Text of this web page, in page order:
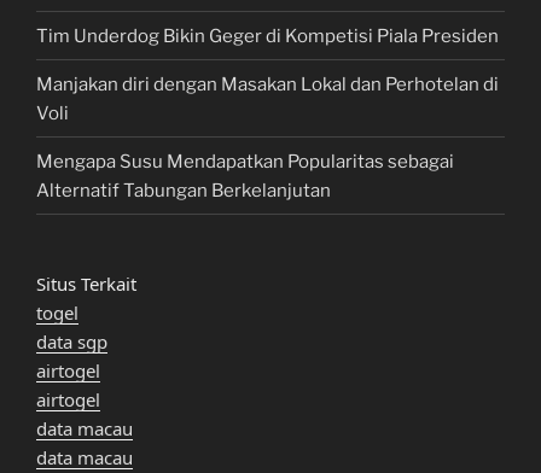
Tim Underdog Bikin Geger di Kompetisi Piala Presiden
Manjakan diri dengan Masakan Lokal dan Perhotelan di
Voli
Mengapa Susu Mendapatkan Popularitas sebagai
Alternatif Tabungan Berkelanjutan
Situs Terkait
togel
data sgp
airtogel
airtogel
data macau
data macau